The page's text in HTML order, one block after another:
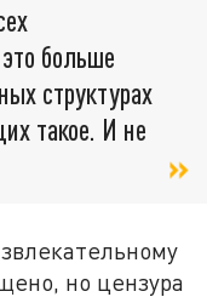
больше
структурах
такое. И не
но цензура